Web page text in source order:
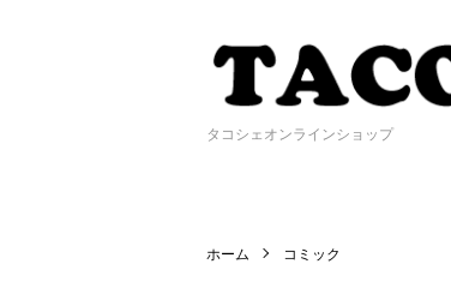
タコシェオンラインショップ
ホーム コミック